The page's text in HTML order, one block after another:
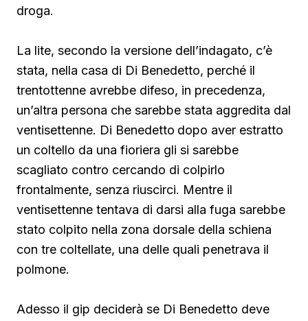
droga.
La lite, secondo la versione dell’indagato, c’è
stata, nella casa di Di Benedetto, perché il
trentottenne avrebbe difeso, in precedenza,
un’altra persona che sarebbe stata aggredita dal
ventisettenne. Di Benedetto dopo aver estratto
un coltello da una fioriera gli si sarebbe
scagliato contro cercando di colpirlo
frontalmente, senza riuscirci. Mentre il
ventisettenne tentava di darsi alla fuga sarebbe
stato colpito nella zona dorsale della schiena
con tre coltellate, una delle quali penetrava il
polmone.
Adesso il gip deciderà se Di Benedetto deve